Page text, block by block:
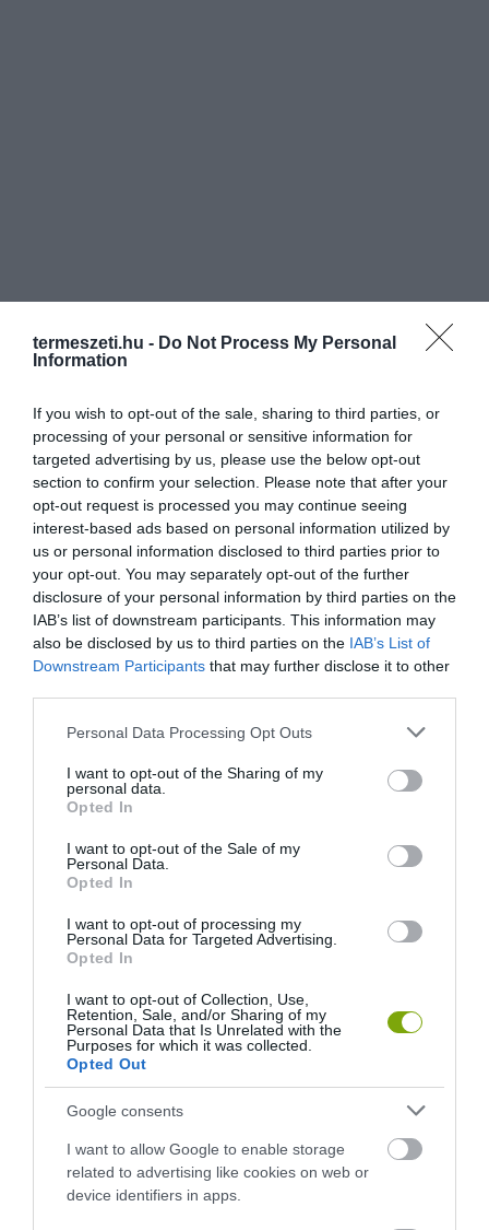
termeszeti.hu - Do Not Process My Personal
Information
If you wish to opt-out of the sale, sharing to third parties, or
processing of your personal or sensitive information for
targeted advertising by us, please use the below opt-out
section to confirm your selection. Please note that after your
opt-out request is processed you may continue seeing
interest-based ads based on personal information utilized by
us or personal information disclosed to third parties prior to
your opt-out. You may separately opt-out of the further
disclosure of your personal information by third parties on the
IAB’s list of downstream participants. This information may
also be disclosed by us to third parties on the IAB’s List of
Downstream Participants that may further disclose it to other
Please note that this website/app uses one or more Google
not limited to your visit or usage behaviour. You may click to
grant or deny consent to Google and its third-party tags to
use your data for below specified purposes in below Google
consent section.
Personal Data Processing Opt Outs
I want to opt-out of the Sharing of my
personal data.
Opted In
I want to opt-out of the Sale of my
Personal Data.
Opted In
I want to opt-out of processing my
Personal Data for Targeted Advertising.
Opted In
I want to opt-out of Collection, Use,
Retention, Sale, and/or Sharing of my
Personal Data that Is Unrelated with the
Purposes for which it was collected.
Opted Out
Google consents
I want to allow Google to enable storage
related to advertising like cookies on web or
device identifiers in apps.
ELŐZŐ CIKK
HOLDKÖVETŐ KERTÉSZKEDÉS: HOGYAN HASZNÁLD KI A
HOLD EREJÉT A NÖVÉNYEKNÉL?
KÖVETKEZŐ CIKK
SZEMÉTRUHÁBAN JÁRVA HÍVJA FEL A FIGYELMÜNKET AZ
AKTIVISTA A KÖRNYEZET VÉDELMÉRE
HASONLÓ ÉRDEKESSÉGEK
A KORALLZÁTONY NEM CSAK
SZÍNES HALAKBÓL ÁLL: MOST
500 EDDIG ISMERETLEN
2026-08-06
KIRÁNDULÁS A
PANNONHALMI
2026-08-04